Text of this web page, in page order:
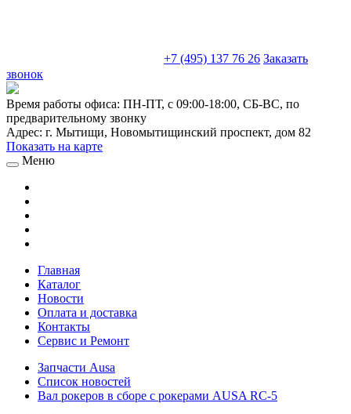
+7 (495) 137 76 26 Заказать
звонок
Время работы офиса: ПН-ПТ, с 09:00-18:00, СБ-ВС, по
предварительному звонку
Адрес: г. Мытищи, Новомытищинский проспект, дом 82
Показать на карте
Меню
Главная
Каталог
Новости
Оплата и доставка
Контакты
Сервис и Ремонт
Запчасти Ausa
Список новостей
Вал рокеров в сборе с рокерами AUSA RC-5